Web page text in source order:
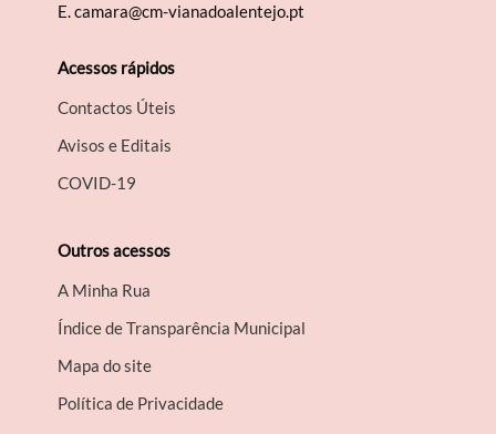
E.camara@cm-vianadoalentejo.pt
Acessos rápidos
Contactos Úteis
Avisos e Editais
COVID-19
Outros acessos
A Minha Rua
Índice de Transparência Municipal
Mapa do site
Política de Privacidade